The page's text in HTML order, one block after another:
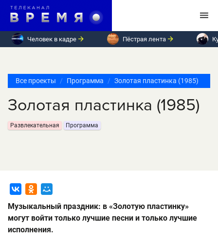
Человек в кадре Пёстрая лента
Все проекты Программа Золотая пластинка (1985)
Золотая пластинка (1985)
Развлекательная Программа
Музыкальный праздник: в «Золотую пластинку»
могут войти только лучшие песни и только лучшие
исполнения.